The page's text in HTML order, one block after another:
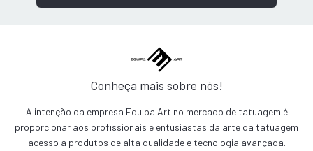
Conheça mais sobre nós!
A intenção da empresa Equipa Art no mercado de tatuagem é
proporcionar aos profissionais e entusiastas da arte da tatuagem
acesso a produtos de alta qualidade e tecnologia avançada.